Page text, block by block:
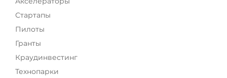
Стартапы
Пилоты
Гранты
Краудинвестинг
Технопарки